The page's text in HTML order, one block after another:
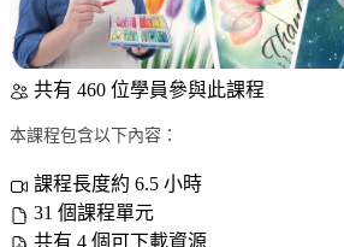
共有 460 位學員參與此課程
本課程包含以下內容：
課程長度約 6.5 小時
31 個課程單元
共有 4 個可下載資源